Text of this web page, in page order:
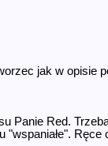
jak w opisie
Panie Red.
"wspaniałe". Ręce